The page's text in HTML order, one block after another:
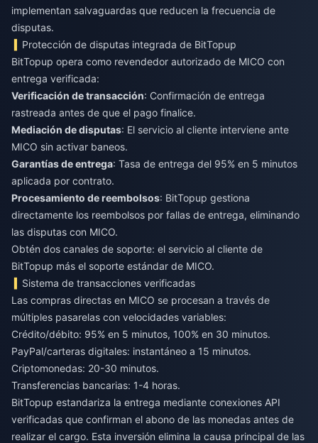
implementan salvaguardas que reducen la frecuencia de
disputas.
Protección de disputas integrada de BitTopup
BitTopup opera como revendedor autorizado de MICO con
entrega verificada:
Verificación de transacción: Confirmación de entrega
rastreada antes de que el pago finalice.
Mediación de disputas: El servicio al cliente interviene ante
MICO sin activar baneos.
Garantías de entrega: Tasa de entrega del 95% en 5 minutos
aplicada por contrato.
Procesamiento de reembolsos: BitTopup gestiona
directamente los reembolsos por fallas de entrega, eliminando
las disputas con MICO.
Obtén dos canales de soporte: el servicio al cliente de
BitTopup más el soporte estándar de MICO.
Sistema de transacciones verificadas
Las compras directas en MICO se procesan a través de
múltiples pasarelas con velocidades variables:
Crédito/débito: 95% en 5 minutos, 100% en 30 minutos.
PayPal/carteras digitales: instantáneo a 15 minutos.
Criptomonedas: 20-30 minutos.
Transferencias bancarias: 1-4 horas.
BitTopup estandariza la entrega mediante conexiones API
verificadas que confirman el abono de las monedas antes de
realizar el cargo. Esta inversión elimina la causa principal de las